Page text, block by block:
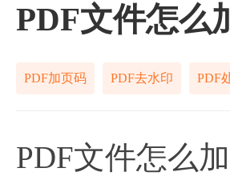
PDF文件怎么
PDF加页码 PDF去水印 PDF
PDF文件怎么